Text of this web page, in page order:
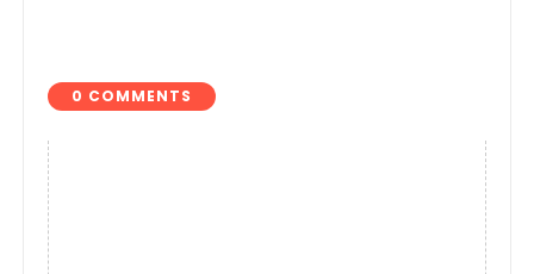
0 COMMENTS